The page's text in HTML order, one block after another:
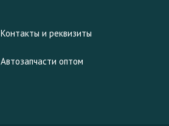
Контакты и реквизиты
Автозапчасти оптом